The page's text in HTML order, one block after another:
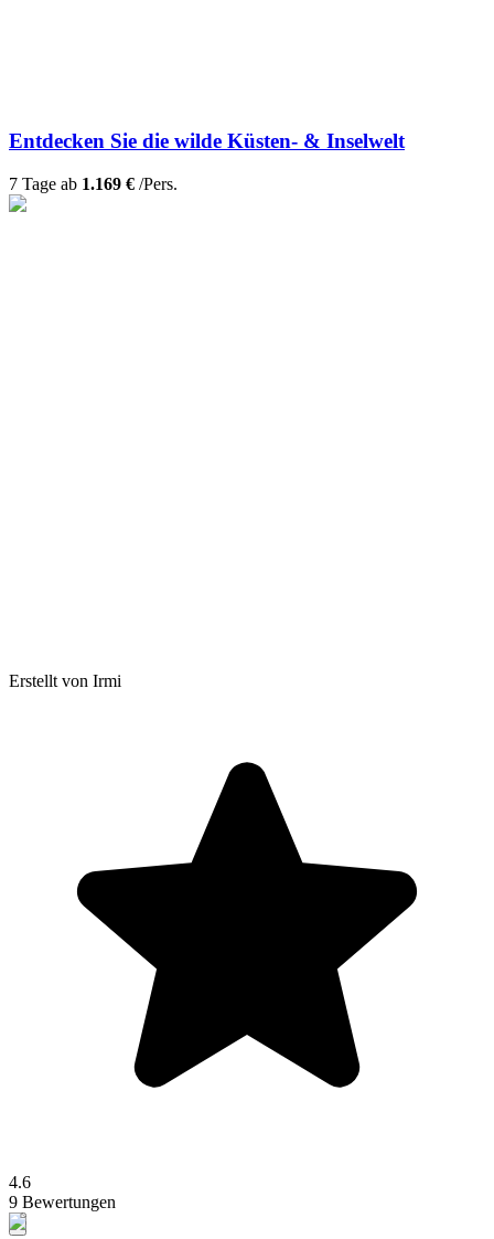
Entdecken Sie die wilde Küsten- & Inselwelt
7 Tage ab 1.169 € /Pers.
Erstellt von Irmi
4.6
9 Bewertungen